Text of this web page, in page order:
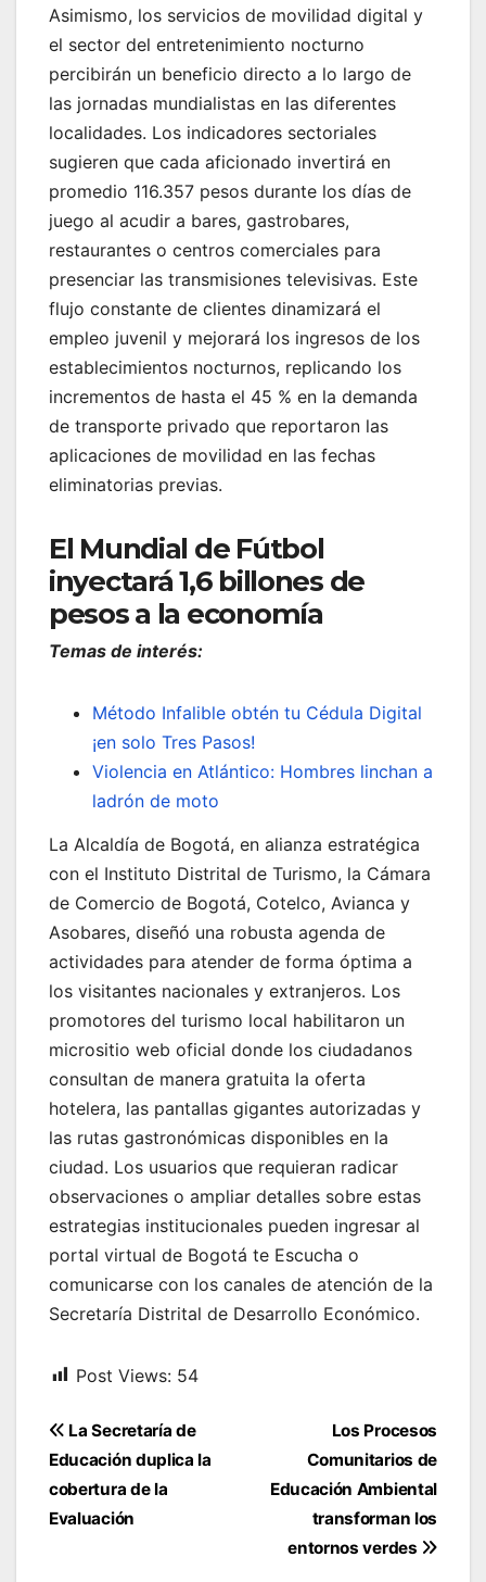
Asimismo, los servicios de movilidad digital y
el sector del entretenimiento nocturno
percibirán un beneficio directo a lo largo de
las jornadas mundialistas en las diferentes
localidades. Los indicadores sectoriales
sugieren que cada aficionado invertirá en
promedio 116.357 pesos durante los días de
juego al acudir a bares, gastrobares,
restaurantes o centros comerciales para
presenciar las transmisiones televisivas. Este
flujo constante de clientes dinamizará el
empleo juvenil y mejorará los ingresos de los
establecimientos nocturnos, replicando los
incrementos de hasta el 45 % en la demanda
de transporte privado que reportaron las
aplicaciones de movilidad en las fechas
eliminatorias previas.
El Mundial de Fútbol
inyectará 1,6 billones de
pesos a la economía
Temas de interés:
Método Infalible obtén tu Cédula Digital
¡en solo Tres Pasos!
Violencia en Atlántico: Hombres linchan a
ladrón de moto
La Alcaldía de Bogotá, en alianza estratégica
con el Instituto Distrital de Turismo, la Cámara
de Comercio de Bogotá, Cotelco, Avianca y
Asobares, diseñó una robusta agenda de
actividades para atender de forma óptima a
los visitantes nacionales y extranjeros. Los
promotores del turismo local habilitaron un
micrositio web oficial donde los ciudadanos
consultan de manera gratuita la oferta
hotelera, las pantallas gigantes autorizadas y
las rutas gastronómicas disponibles en la
ciudad. Los usuarios que requieran radicar
observaciones o ampliar detalles sobre estas
estrategias institucionales pueden ingresar al
portal virtual de Bogotá te Escucha o
comunicarse con los canales de atención de la
Secretaría Distrital de Desarrollo Económico.
Post Views: 54
Navegación
de
entradas
Los Procesos
Comunitarios de
Educación Ambiental
transforman los
entornos verdes
La Secretaría de
Educación duplica la
cobertura de la
Evaluación